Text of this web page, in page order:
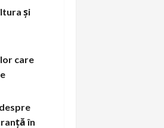
și
care
în